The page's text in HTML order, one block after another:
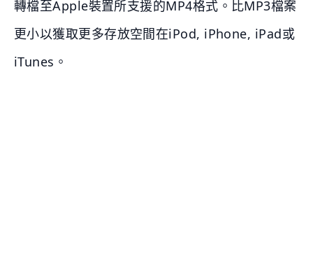
轉檔至Apple裝置所支援的MP4格式。比MP3檔案
更小以獲取更多存放空間在iPod, iPhone, iPad或
iTunes。